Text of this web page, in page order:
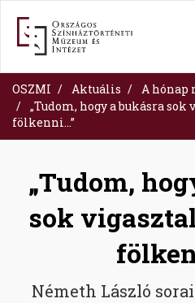
content
OSZMI Aktuális
A hónap
„Tudom, hogy a bukásra
fölkenni…”
„Tudom,
sok
Németh László